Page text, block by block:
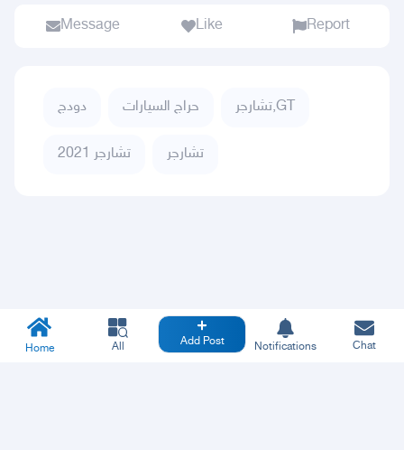
Message Like Report
دودج حراج السيارات تشارجر,GT
تشارجر 2021 تشارجر
Home All Add Post Notifications Chat